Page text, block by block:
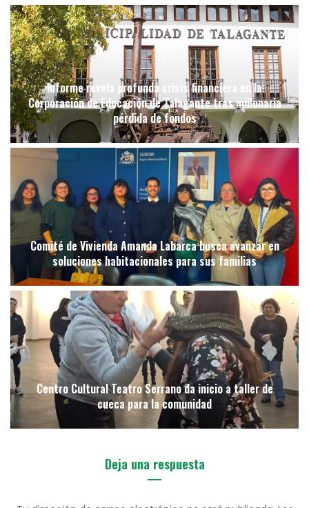
Informe revela profunda crisis financiera en la
Corporación de Educación de Talagante tras millonaria
pérdida de fondos
Comité de Vivienda Amanda Labarca busca avanzar en
soluciones habitacionales para sus familias
Centro Cultural Teatro Serrano da inicio a taller de
cueca para la comunidad
Deja una respuesta